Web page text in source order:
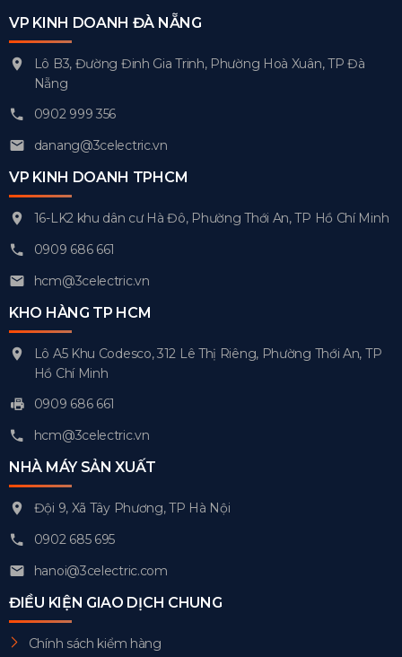
VP KINH DOANH ĐÀ NẴNG
Lô B3, Đường Đinh Gia Trinh, Phường Hoà Xuân, TP Đà
Nẵng
0902 999 356
danang@3celectric.vn
VP KINH DOANH TPHCM
16-LK2 khu dân cư Hà Đô, Phường Thới An, TP Hồ Chí Minh
0909 686 661
hcm@3celectric.vn
KHO HÀNG TP HCM
Lô A5 Khu Codesco, 312 Lê Thị Riêng, Phường Thới An, TP
Hồ Chí Minh
0909 686 661
hcm@3celectric.vn
NHÀ MÁY SẢN XUẤT
Đội 9, Xã Tây Phương, TP Hà Nội
0902 685 695
hanoi@3celectric.com
ĐIỀU KIỆN GIAO DỊCH CHUNG
Chính sách kiểm hàng